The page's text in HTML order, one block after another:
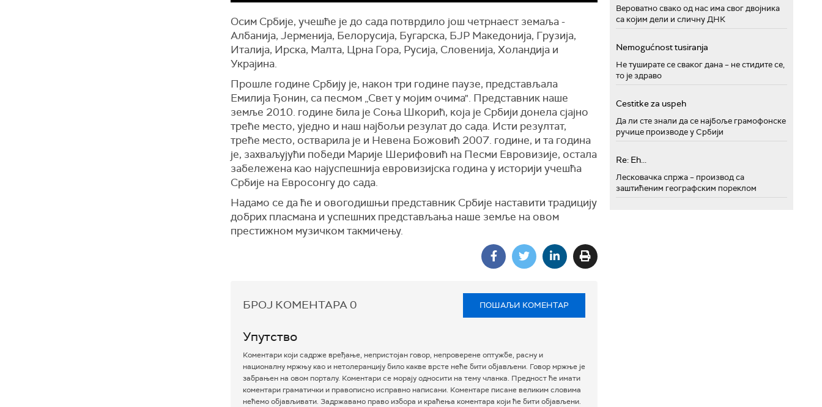
Осим Србије, учешће је до сада потврдило још четрнаест земаља -
Албанија, Јерменија, Белорусија, Бугарска, БЈР Македонија, Грузија,
Италија, Ирска, Малта, Црна Гора, Русија, Словенија, Холандија и
Украјина.
Прошле године Србију је, након три године паузе, представљала
Емилија Ђонин, са песмом „Свет у мојим очима". Представник наше
земље 2010. године била је Соња Шкорић, која је Србији донела сјајно
треће место, уједно и наш најбољи резулат до сада. Исти резултат,
треће место, остварила је и Невена Божовић 2007. године, и та година
је, захваљујући победи Марије Шерифовић на Песми Евровизије, остала
забележена као најуспешнија евровизијска година у историји учешћа
Србије на Евросонгу до сада.
Надамо се да ће и овогодишњи представник Србије наставити традицију
добрих пласмана и успешних представљања наше земље на овом
престижном музичком такмичењу.
БРОЈ КОМЕНТАРА0 ПОШАЉИ КОМЕНТАР
Упутство
Коментари који садрже вређање, непристојан говор, непроверене оптужбе, расну и
националну мржњу као и нетолеранцију било какве врсте неће бити објављени. Говор мржње је
забрањен на овом порталу. Коментари се морају односити на тему чланка. Предност ће имати
коментари граматички и правописно исправно написани. Коментаре писане великим словима
нећемо објављивати. Задржавамо право избора и краћења коментара који ће бити објављени.
Вероватно свако од нас има свог двојника
са којим дели и сличну ДНК
Nemogućnost tusiranja
Не туширате се сваког дана – не стидите се,
то је здраво
Cestitke za uspeh
Да ли сте знали да се најбоље грамофонске
ручице производе у Србији
Re: Eh...
Лесковачка спржа – производ са
заштићеним географским пореклом